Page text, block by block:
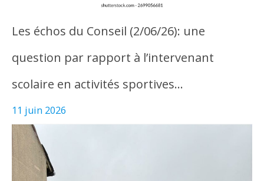
Les échos du Conseil (2/06/26): une
question par rapport à l’intervenant
scolaire en activités sportives…
11 juin 2026